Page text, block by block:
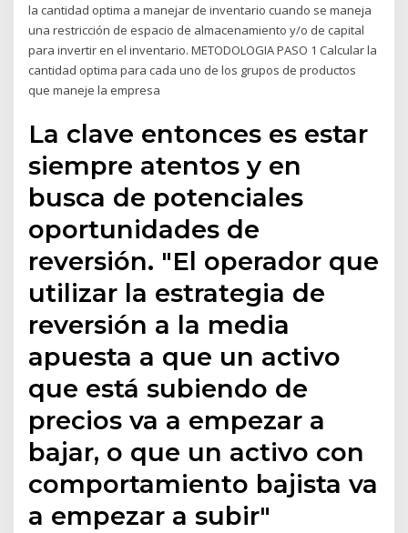
la cantidad optima a manejar de inventario cuando se maneja
una restricción de espacio de almacenamiento y/o de capital
para invertir en el inventario. METODOLOGIA PASO 1 Calcular la
cantidad optima para cada uno de los grupos de productos
que maneje la empresa
La clave entonces es estar
siempre atentos y en
busca de potenciales
oportunidades de
reversión. "El operador que
utilizar la estrategia de
reversión a la media
apuesta a que un activo
que está subiendo de
precios va a empezar a
bajar, o que un activo con
comportamiento bajista va
a empezar a subir"